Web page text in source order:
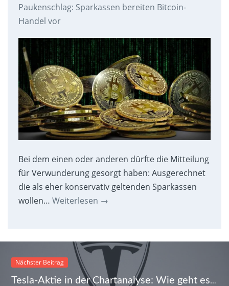
Paukenschlag: Sparkassen bereiten Bitcoin-
Handel vor
Bei dem einen oder anderen dürfte die Mitteilung
für Verwunderung gesorgt haben: Ausgerechnet
die als eher konservativ geltenden Sparkassen
wollen… Weiterlesen →
Nächster Beitrag
Tesla-Aktie in der Chartanalyse: Wie geht es mit dem Kurs des E-Autobauers weiter?